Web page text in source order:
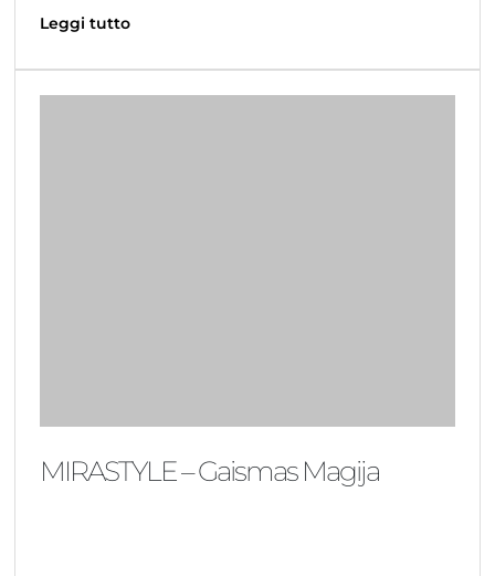
Leggi tutto
MIRASTYLE – Gaismas Magija